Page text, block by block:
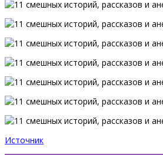
Источник